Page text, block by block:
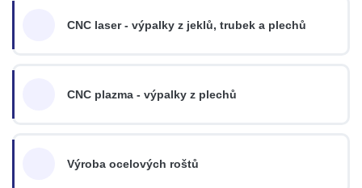
CNC laser - výpalky z jeklů, trubek a plechů
CNC plazma - výpalky z plechů
Výroba ocelových roštů